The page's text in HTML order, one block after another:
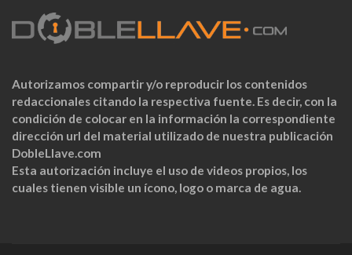
Autorizamos compartir y/o reproducir los contenidos
redaccionales citando la respectiva fuente. Es decir, con la
condición de colocar en la información la correspondiente
dirección url del material utilizado de nuestra publicación
DobleLlave.com
Esta autorización incluye el uso de videos propios, los
cuales tienen visible un ícono, logo o marca de agua.